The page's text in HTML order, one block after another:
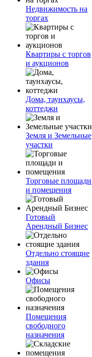
Недвижимость на
торгах
Квартиры с торгов
и аукционов
Дома, таунхаусы,
коттеджи
Земля и Земельные
участки
Торговые площади
и помещения
Готовый
Арендный Бизнес
Отдельно стоящие
здания
Офисы
Помещения
свободного
назначения